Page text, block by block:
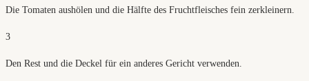
Die Tomaten aushölen und die Hälfte des Fruchtfleisches fein zerkleinern.
3
Den Rest und die Deckel für ein anderes Gericht verwenden.